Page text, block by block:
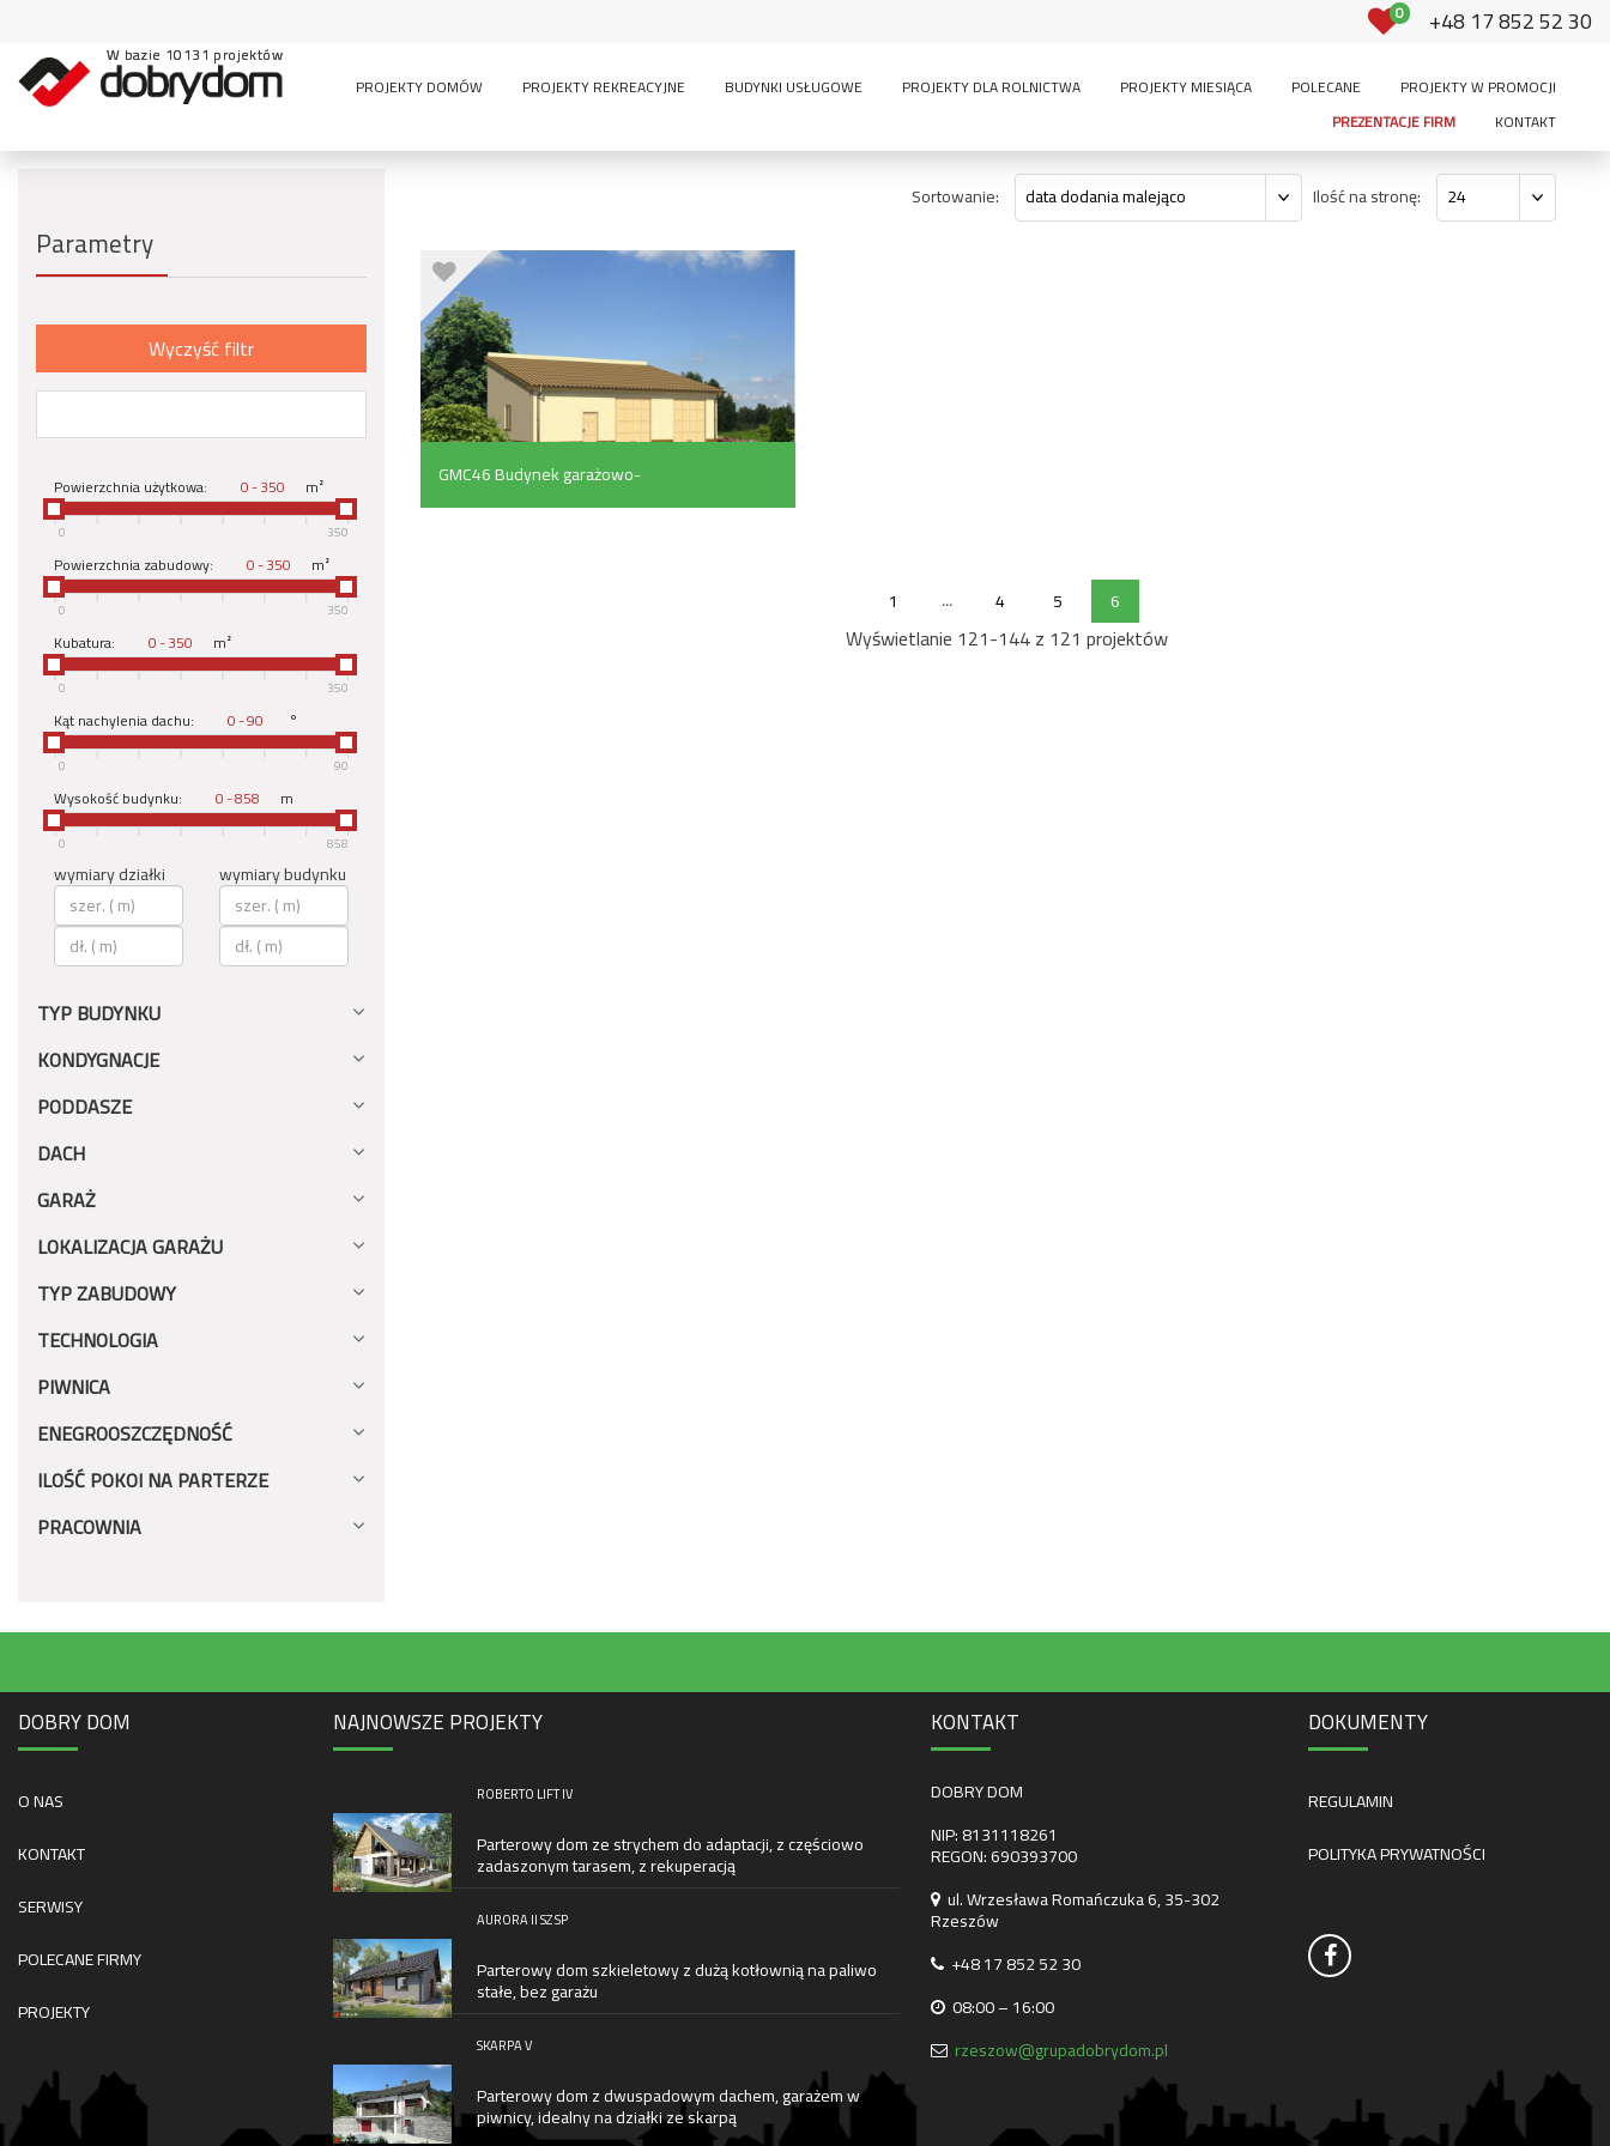
0 +48 17 852 52 30
W bazie 10131 projektów
PROJEKTY DOMÓW
PROJEKTY REKREACYJNE BUDYNKI USŁUGOWE PROJEKTY DLA ROLNICTWA PROJEKTY MIESIĄCA POLECANE
PROJEKTY W PROMOCJI
PREZENTACJE FIRM
KONTAKT
Parametry
Wyczyść filtr
Powierzchnia użytkowa: - m²
0 350
Powierzchnia zabudowy: - m²
0 350
Kubatura: - m²
0 350
Kąt nachylenia dachu: - °
0 90
Wysokość budynku: - m
0 858
wymiary działki wymiary budynku
TYP BUDYNKU
KONDYGNACJE
PODDASZE
DACH
GARAŻ
LOKALIZACJA GARAŻU
TYP ZABUDOWY
TECHNOLOGIA
PIWNICA
ENEGROOSZCZĘDNOŚĆ
ILOŚĆ POKOI NA PARTERZE
PRACOWNIA
Sortowanie: data dodania malejąco Ilość na stronę: 24
GMC46 Budynek garażowo-
magazynowy (101.5 m²)
1 ... 4 5 6
Wyświetlanie 121-144 z 121 projektów
DOBRY DOM
O NAS
KONTAKT
SERWISY
POLECANE FIRMY
PROJEKTY
NAJNOWSZE PROJEKTY
ROBERTO LIFT IV
Parterowy dom ze strychem do adaptacji, z częściowo
zadaszonym tarasem, z rekuperacją
AURORA II SZ SP
Parterowy dom szkieletowy z dużą kotłownią na paliwo
stałe, bez garażu
SKARPA V
Parterowy dom z dwuspadowym dachem, garażem w
piwnicy, idealny na działki ze skarpą
KONTAKT
DOBRY DOM
NIP: 8131118261
REGON: 690393700
ul. Wrzesława Romańczuka 6, 35-302
Rzeszów
+48 17 852 52 30
08:00 – 16:00
rzeszow@grupadobrydom.pl
DOKUMENTY
REGULAMIN
POLITYKA PRYWATNOŚCI